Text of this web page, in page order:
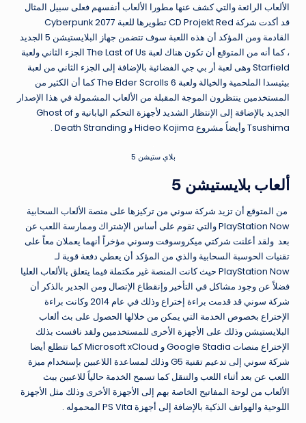
الألعاب الرائعة والتي كشف عنها مطورا الألعاب أنفسهم فعلى سبيل المثال
قد أكدت شركة CD Projekt Red تطويرها للعبة Cyberpunk 2077
القادمة ومن المؤكد أن هذه اللعبة سوف تتضمن جهاز البلايستيشن 5 الجديد
، كما أنه من المتوقع أن تكون هناك لعبة The Last of Us الجزء الثاني ولعبة
Starfield وهى لعبة أر بي جي الفضائية بالإضافة إلى الجزء الثاني من لعبة
بيثيسدا الملحمية والخيالة ولعبة The Elder Scrolls 6 كما أن الكثير من
المستخدمين ينتظرون الموجة المقبلة من الألعاب المشمولة في هذا الإصدار
الجديد بالإضافة إلى الإنتظار الشديد لأجهزة التحكم اليابانية و Ghost of
Tsushima وأيضاً مشروع Hideo Kojima و Death Stranding .
بلاي ستيشن 5
ألعاب بلايستيشن 5
من المتوقع أن تزيد شركة سوني من تركيزها على منصة الألعاب السحابية
PlayStation Now والتي تقوم على أساس الإشتراك وممارسة اللعب عن
بعد ولقد أعلنت شركتي ميكروسوفت وسوني مؤخراً أنهما يعملان معاً على
تقنيات الحوسبة السحابية والذي من المؤكد أن يعطي دفعة قوية لـ
PlayStation Now حيث كانت المنصة غير مكتملة فيما يتعلق بالألعاب العليا
فضلاً عن وجود مشاكل في التأخير وإنقطاع الإتصال ومن الجدير بالذكر أن
شركة سوني قد قدمت براءة إختراع وذلك في عام 2014 وكانت براءة
الإختراع بخصوص الخدمة التي يمكن من خلالها الحصول على بث ألعاب
البلايستيشن وذلك على الأجهزة الأخرى للمستخدمين ولقد نافست بذلك
الإختراع منصات Google Stadia و Microsoft xCloud كما تتطلع أيضا
شركة سوني إلى تدعيم تقنية G5 وذلك لمساعدة اللاعبين بإستخدام ميزة
اللعب عن بعد أثناء اللعب والتنقل كما تسمح الخدمة حالياً للاعبين ببث
الألعاب من لوحة المفاتيح الخاصة بهم إلى الأجهزة الأخرى وذلك مثل الأجهزة
اللوحية والهواتف الذكية بالإضافة إلى أجهزة PS Vita المحموله .